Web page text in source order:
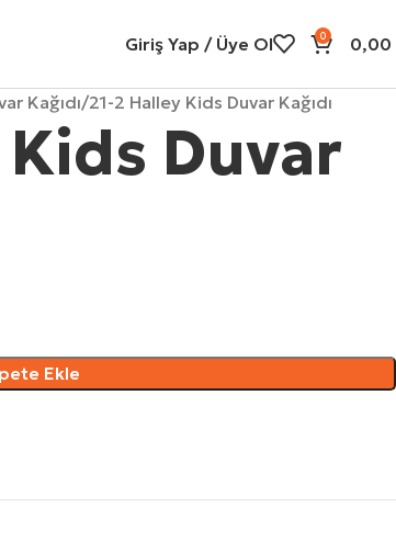
Giriş Yap / Üye Ol 0 0,00
Kağıdı 21-2 Halley Kids Duvar Kağıdı
Duvar
Ekle